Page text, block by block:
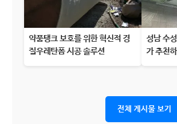
약품탱크 보호를 위한 혁신적 경
질우레탄폼 시공 솔루션
성남 수
가 추천
전체 게시물 보기